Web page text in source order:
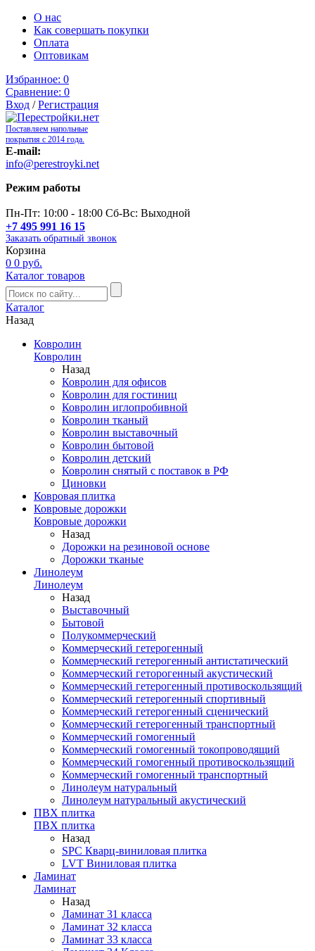
О нас
Как совершать покупки
Оплата
Оптовикам
Избранное: 0
Сравнение: 0
Вход /Регистрация
Поставляем напольные
покрытия с 2014 года.
E-mail:
info@perestroyki.net
Режим работы
Пн-Пт: 10:00 - 18:00 Сб-Вс: Выходной
+7 495 991 16 15
Заказать обратный звонок
Корзина
0 0 руб.
Каталог товаров
Каталог
Назад
Ковролин
Ковролин
Назад
Ковролин для офисов
Ковролин для гостиниц
Ковролин иглопробивной
Ковролин тканый
Ковролин выставочный
Ковролин бытовой
Ковролин детский
Ковролин снятый с поставок в РФ
Циновки
Ковровая плитка
Ковровые дорожки
Ковровые дорожки
Назад
Дорожки на резиновой основе
Дорожки тканые
Линолеум
Линолеум
Назад
Выставочный
Бытовой
Полукоммерческий
Коммерческий гетерогенный
Коммерческий гетерогенный антистатический
Коммерческий геторогенный акустический
Коммерческий гетерогенный противоскользящий
Коммерческий гетерогенный спортивный
Коммерческий гетерогенный сценический
Коммерческий гетерогенный транспортный
Коммерческий гомогенный
Коммерческий гомогенный токопроводящий
Коммерческий гомогенный противоскользящий
Коммерческий гомогенный транспортный
Линолеум натуральный
Линолеум натуральный акустический
ПВХ плитка
ПВХ плитка
Назад
SPC Кварц-виниловая плитка
LVT Виниловая плитка
Ламинат
Ламинат
Назад
Ламинат 31 класса
Ламинат 32 класса
Ламинат 33 класса